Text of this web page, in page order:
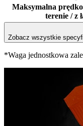
Maksymalna
terenie / z
Zobacz wszystkie
*Waga jednostkowa